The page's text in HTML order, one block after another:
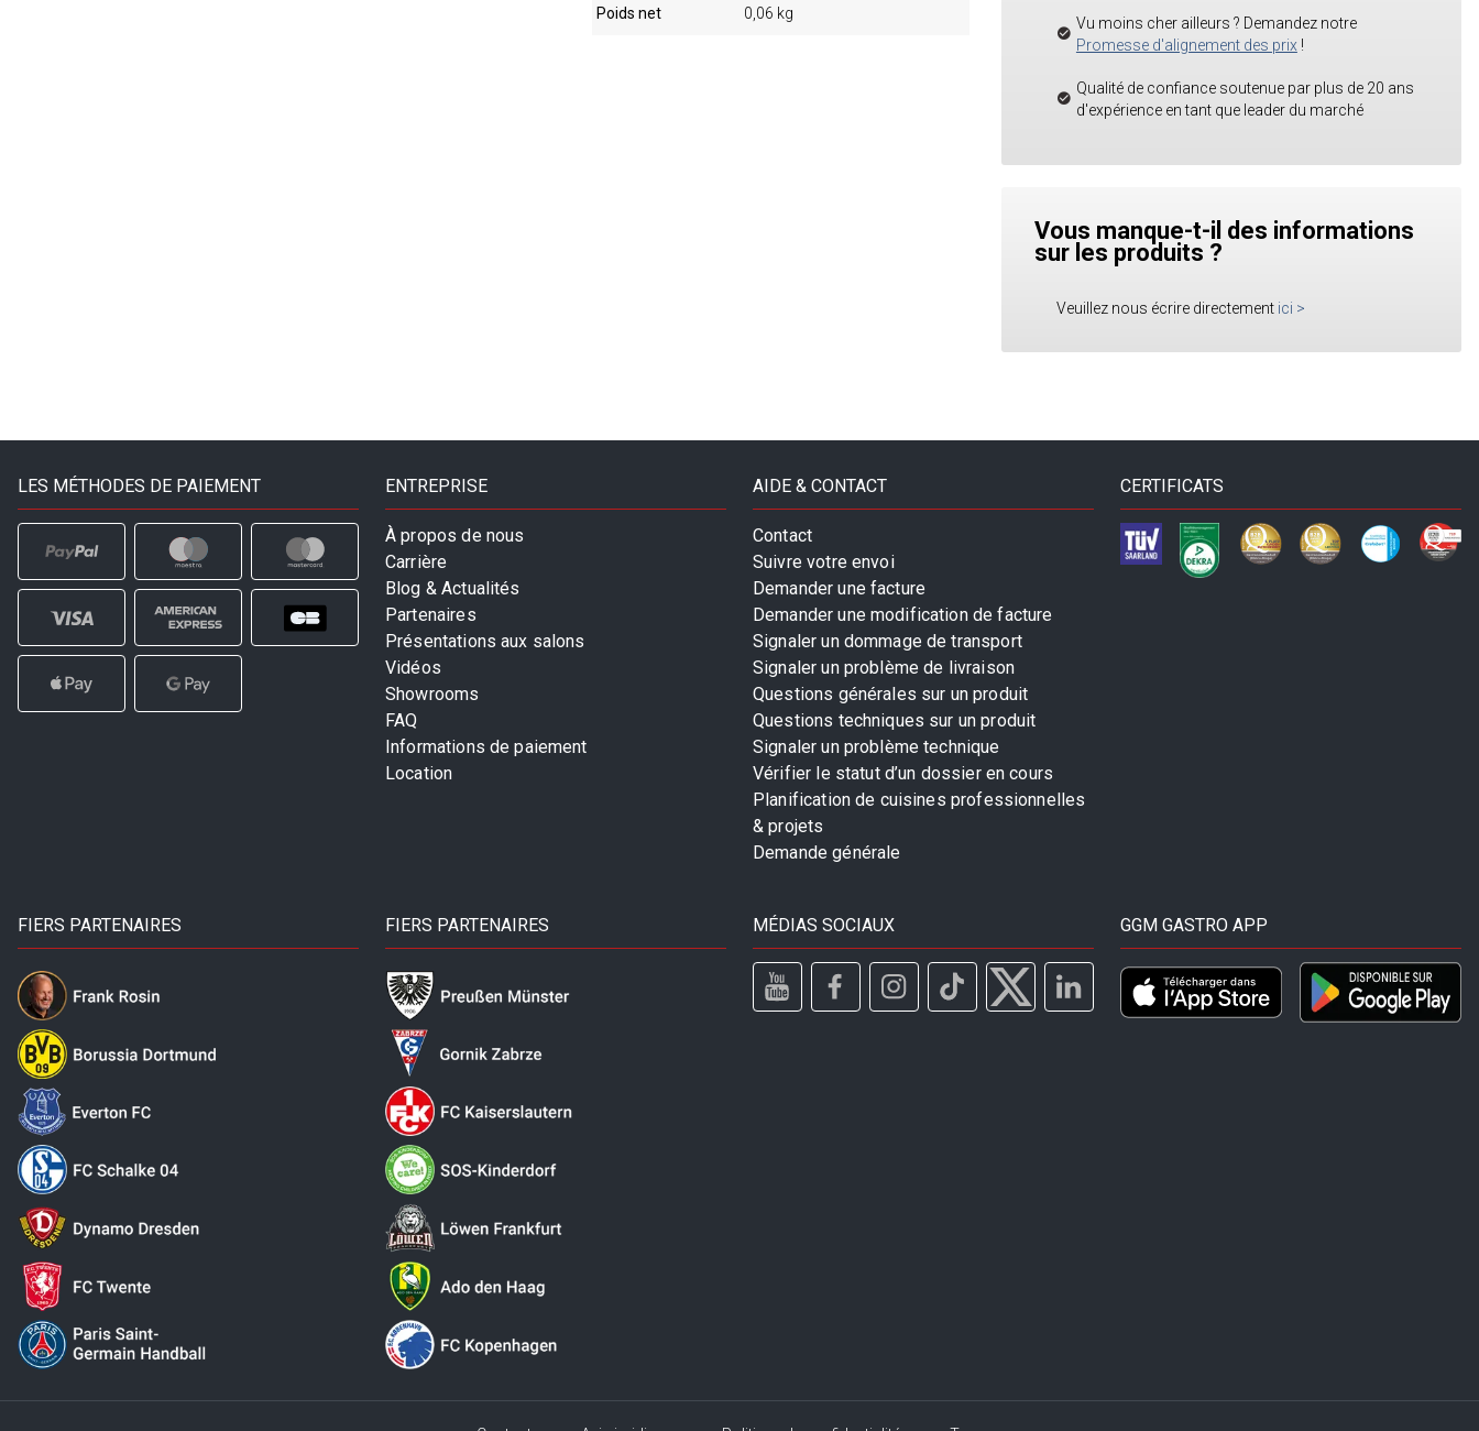
Poids net 0,06 kg
Vu moins cher ailleurs ? Demandez notre
Promesse d'alignement des prix!
Qualité de confiance soutenue par plus de 20 ans
d'expérience en tant que leader du marché
Vous manque-t-il des informations
sur les produits ?
Veuillez nous écrire directement ici >
LES MÉTHODES DE PAIEMENT ENTREPRISE
À propos de nous
Carrière
Blog & Actualités
Partenaires
Présentations aux salons
Vidéos
Showrooms
FAQ
Informations de paiement
Location
AIDE & CONTACT
Contact
Suivre votre envoi
Demander une facture
Demander une modification de facture
Signaler un dommage de transport
Signaler un problème de livraison
Questions générales sur un produit
Questions techniques sur un produit
Signaler un problème technique
Vérifier le statut d’un dossier en cours
Planification de cuisines professionnelles
& projets
Demande générale
CERTIFICATS
FIERS PARTENAIRES FIERS PARTENAIRES MÉDIAS SOCIAUX GGM GASTRO APP